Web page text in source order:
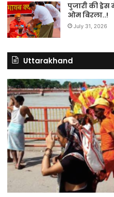
पुजारी की
ओम बिरला..!
July 31, 2026
Uttarakhand